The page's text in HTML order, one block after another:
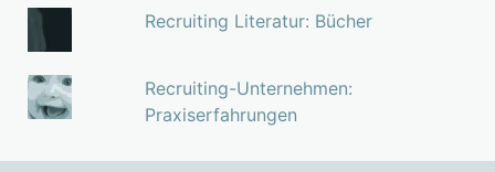
Recruiting Literatur: Bücher
Recruiting-Unternehmen:
Praxiserfahrungen